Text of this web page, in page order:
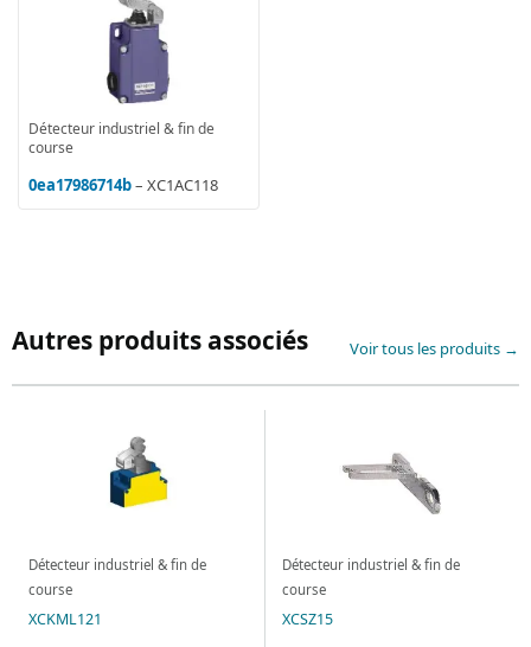
Détecteur industriel & fin de
course
0ea17986714b– XC1AC118
Autres produits associés Voir tous les produits →
Détecteur industriel & fin de
course
XCKML121
Détecteur industriel & fin de
course
XCSZ15